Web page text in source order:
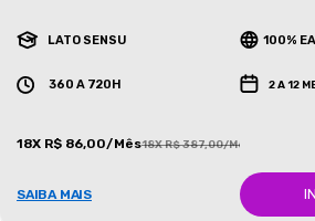
LATO SENSU 100%
360 A 720H 2 A 12
18X R$ 86,00/Mês18X R$ 387,00/Mês
SAIBA MAIS